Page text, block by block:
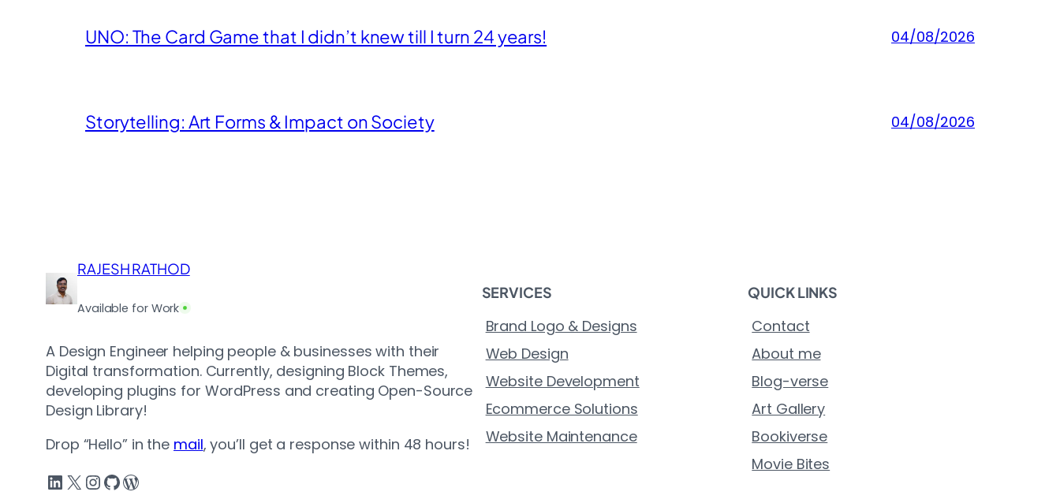
UNO: The Card Game that I didn’t knew till I turn 24 years! 04/08/2026
Storytelling: Art Forms & Impact on Society 04/08/2026
RAJESH RATHOD
Available for Work
A Design Engineer helping people & businesses with their
Digital transformation. Currently, designing Block Themes,
developing plugins for WordPress and creating Open-Source
Design Library!
Drop “Hello” in the mail, you’ll get a response within 48 hours!
LinkedIn X InstagramGitHub WordPress
SERVICES
Brand Logo & Designs
Web Design
Website Development
Ecommerce Solutions
Website Maintenance
QUICK LINKS
Contact
About me
Blog-verse
Art Gallery
Bookiverse
Movie Bites